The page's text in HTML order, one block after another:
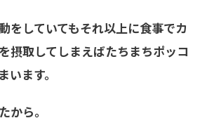
をしていてもそれ以上に食事でカ
摂取してしまえばたちまちポッコ
います。
から。